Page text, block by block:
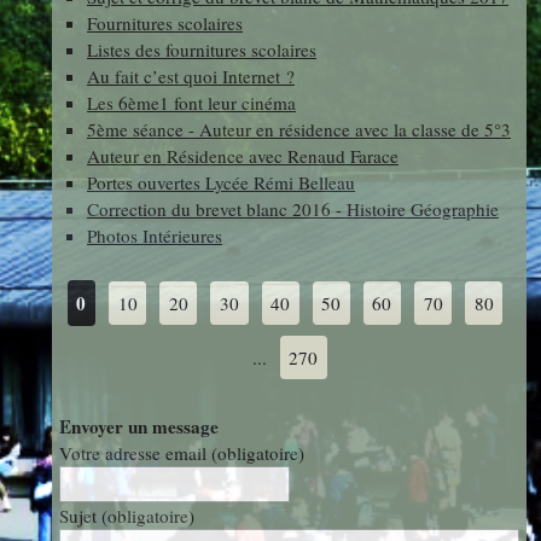
photos
Web
et Linux
résidence
des
Education
Musicale
Des Arts
Orientation
Voyages
et Sorties
indépendants
Fournitures scolaires
Listes des fournitures scolaires
Au fait c’est quoi Internet ?
Les 6ème1 font leur cinéma
5ème séance - Auteur en résidence avec la classe de 5°3
Auteur en Résidence avec Renaud Farace
Portes ouvertes Lycée Rémi Belleau
Correction du brevet blanc 2016 - Histoire Géographie
Photos Intérieures
0 10 20 30 40 50 60 70 80
... 270
Envoyer un message
Votre adresse email (obligatoire)
Sujet (obligatoire)